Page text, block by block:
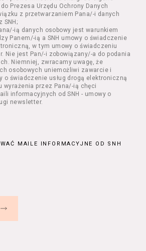
ogólne
zasady:
Usługobiorcom Usług przez
z zastrzeżeniem usług, o
w ust. 2 pkt 4 i 5 poniżej,
świadczenia w zakresie
w Regulaminie precyzują
przez Usługodawcę danych
Usługi:
Biletów i Karnetów oraz
Prezesa Urzędu Ochrony Danych
z przetwarzaniem Pana/-i danych
SNH;
ią danych osobowy jest warunkiem
Panem/-ią a SNH umowy o świadczenie
w tym umowy o świadczeniu
Nie jest Pan/-i zobowiązany/-a do podania
Niemniej, zwracamy uwagę, że
osobowych uniemożliwi zawarcie i
o świadczenie usług drogą elektroniczną
wyrażenia przez Pana/-ią chęci
informacyjnych od SNH - umowy o
newsletter.
MAILE INFORMACYJNE OD SNH